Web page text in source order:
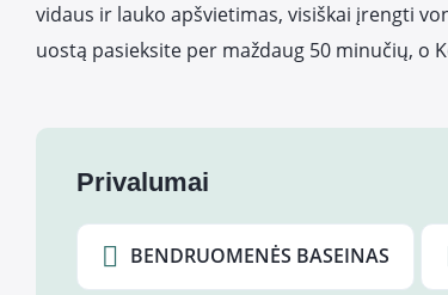
vidaus ir lauko apšvietimas, visiškai įrengti
uostą pasieksite per maždaug 50 minučių, o
Privalumai
BENDRUOMENĖS BASEINAS